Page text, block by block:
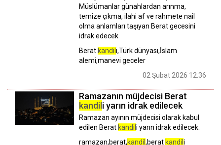
Müslümanlar günahlardan arınma,
temize çıkma, ilahi af ve rahmete nail
olma anlamları taşıyan Berat gecesini
idrak edecek
Berat kandil i,Türk dünyası,İslam
alemi,manevi geceler
02 Şubat 2026 12:36
Ramazanın müjdecisi Berat
kandil i yarın idrak edilecek
Ramazan ayının müjdecisi olarak kabul
edilen Berat kandil i yarın idrak edilecek.
ramazan,berat,kandil ,berat kandil i